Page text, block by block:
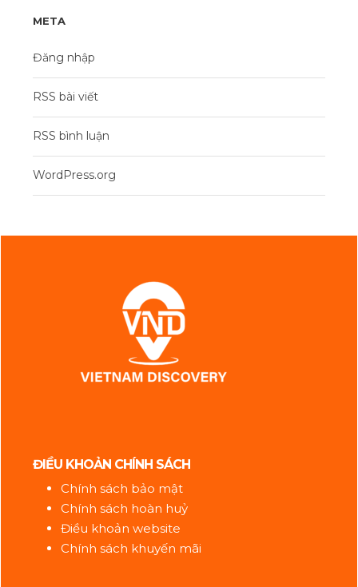
META
Đăng nhập
RSS bài viết
RSS bình luận
WordPress.org
ĐIỀU KHOẢN CHÍNH SÁCH
Chính sách bảo mật
Chính sách hoàn huỷ
Điều khoản website
Chính sách khuyến mãi